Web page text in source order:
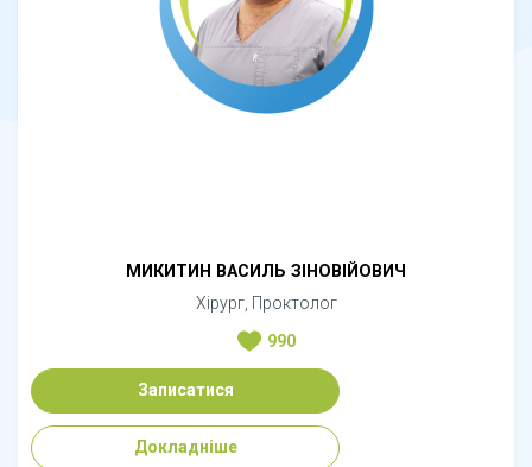
МИКИТИН ВАСИЛЬ ЗІНОВІЙОВИЧ
Хірург, Проктолог
990
Записатися
Докладніше